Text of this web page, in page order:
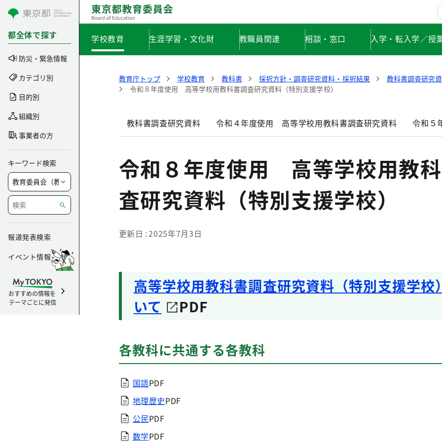
コンテンツにスキップ
都全体で探す
防災・緊急情報
カテゴリ別
目的別
組織別
事業者の方
キーワード検索
報道発表検索
イベント情報
おすすめの情報を
テーマごとに発信
学校教育 生涯学習・文化財 教職員関連 相談・窓口 入学・転入学／授
教育庁トップ 学校教育 教科書 採択方針・調査研究資料・採択結果
教科書調査研究
令和８年度使用 高等学校用教科書調査研究資料（特別支援学校）
教科書調査研究資料 令和４年度使用 高等学校用教科書調査研究資料 令和５
令和８年度使用 高等学校用教
査研究資料（特別支援学校）
更新日 2025年7月3日
高等学校用教科書調査研究資料（特別支援学校
いて
PDF
各教科に共通する各教科
国語PDF
地理歴史PDF
公民PDF
数学PDF